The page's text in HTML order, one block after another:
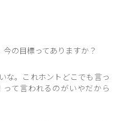
今の目標ってありますか？
な。これホントどこでも言っ
て言われるのがいやだから